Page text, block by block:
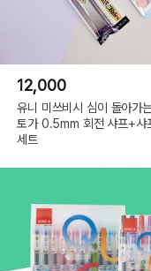
12,000
유니 미쓰비시 심이 돌아가
토가 0.5mm 회전 샤프+샤
세트